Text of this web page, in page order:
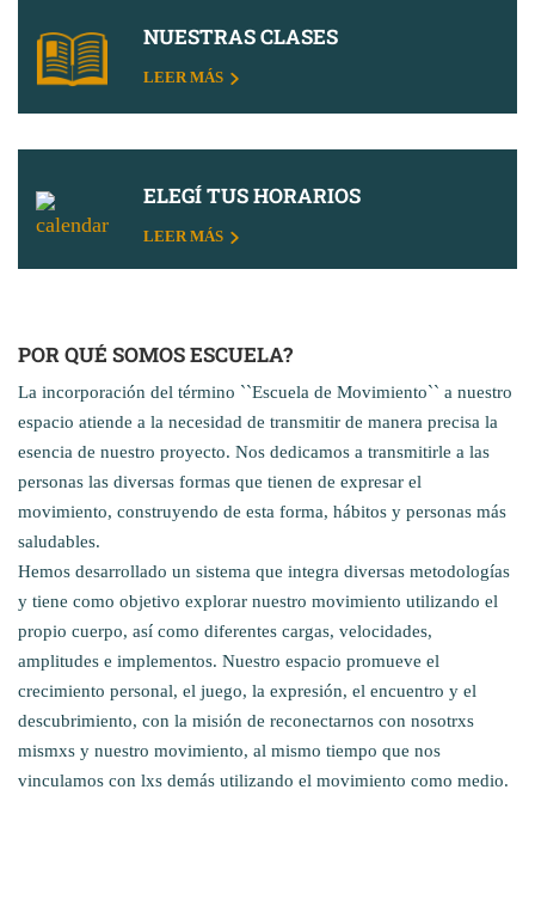
NUESTRAS CLASES
LEER MÁS
ELEGÍ TUS HORARIOS
LEER MÁS
POR QUÉ SOMOS ESCUELA?
La incorporación del término ``Escuela de Movimiento`` a nuestro
espacio atiende a la necesidad de transmitir de manera precisa la
esencia de nuestro proyecto. Nos dedicamos a transmitirle a las
personas las diversas formas que tienen de expresar el
movimiento, construyendo de esta forma, hábitos y personas más
saludables.
Hemos desarrollado un sistema que integra diversas metodologías
y tiene como objetivo explorar nuestro movimiento utilizando el
propio cuerpo, así como diferentes cargas, velocidades,
amplitudes e implementos. Nuestro espacio promueve el
crecimiento personal, el juego, la expresión, el encuentro y el
descubrimiento, con la misión de reconectarnos con nosotrxs
mismxs y nuestro movimiento, al mismo tiempo que nos
vinculamos con lxs demás utilizando el movimiento como medio.